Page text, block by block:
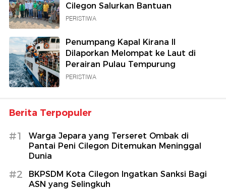
Cilegon Salurkan Bantuan
PERISTIWA
Penumpang Kapal Kirana II
Dilaporkan Melompat ke Laut di
Perairan Pulau Tempurung
PERISTIWA
Berita Terpopuler
#1
Warga Jepara yang Terseret Ombak di
Pantai Peni Cilegon Ditemukan Meninggal
Dunia
#2
BKPSDM Kota Cilegon Ingatkan Sanksi Bagi
ASN yang Selingkuh